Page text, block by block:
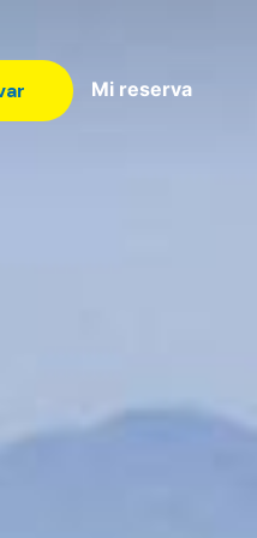
Mi reserva